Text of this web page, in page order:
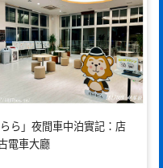
ら」夜間車中泊實記：店
電車大廳